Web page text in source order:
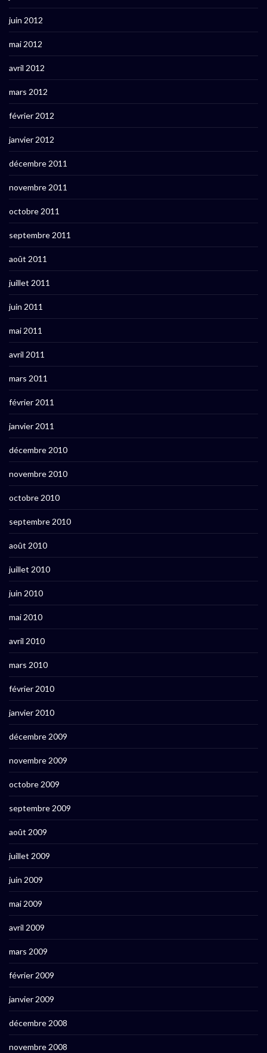
juin 2012
mai 2012
avril 2012
mars 2012
février 2012
janvier 2012
décembre 2011
novembre 2011
octobre 2011
septembre 2011
août 2011
juillet 2011
juin 2011
mai 2011
avril 2011
mars 2011
février 2011
janvier 2011
décembre 2010
novembre 2010
octobre 2010
septembre 2010
août 2010
juillet 2010
juin 2010
mai 2010
avril 2010
mars 2010
février 2010
janvier 2010
décembre 2009
novembre 2009
octobre 2009
septembre 2009
août 2009
juillet 2009
juin 2009
mai 2009
avril 2009
mars 2009
février 2009
janvier 2009
décembre 2008
novembre 2008